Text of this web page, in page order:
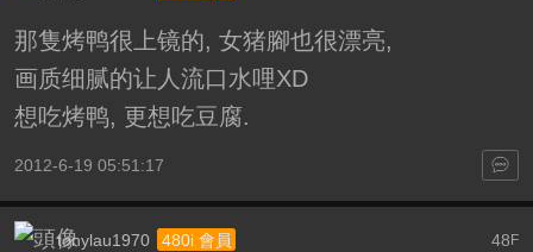
那隻烤鸭很上镜的, 女猪腳也很漂亮,
画质细腻的让人流口水哩XD
想吃烤鸭, 更想吃豆腐.
2012-6-19 05:51:17
48 F
tonylau1970 480i 會員